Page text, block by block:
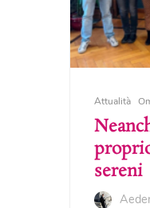
Attualità
sereni